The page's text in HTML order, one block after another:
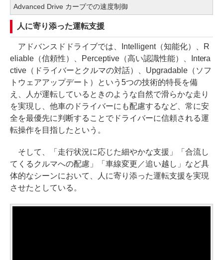
Advanced Drive カーブでの速度制御
人に寄り添った運転支援
アドバンスドドライブでは、Intelligent（知能化）、R
eliable（信頼性）、Perceptive（高い認識性能）、Intera
ctive（ドライバーとクルマの対話）、Upgradable（ソフ
トウェアアップデート）という5つの技術的特長を備
え、人が運転しているときのような自然で滑らかな走り
を実現し、他車のドライバーにも配慮するなど、常に安
全を最優先に判断することでドライバーに信頼される運
転操作を目指したという。
そして、「走行状況に応じた細やかな支援」「合流し
てくるクルマへの配慮」「車線変更／追い越し」など具
体的なシーンにおいて、人に寄り添った運転支援を実現
させたとしている。